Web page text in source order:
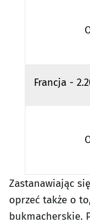
Francja -
Zastanawiając
oprzeć także o
bukmacherskie.